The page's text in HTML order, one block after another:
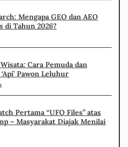
Mengapa GEO dan AEO
di Tahun 2026?
Cara Pemuda dan
Pawon Leluhur
Pertama “UFO Files” atas
– Masyarakat Diajak Menilai